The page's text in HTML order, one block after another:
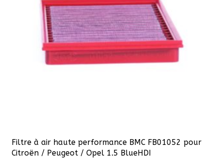
Filtre à air haute performance BMC FB01052 pour
Citroën / Peugeot / Opel 1.5 BlueHDI